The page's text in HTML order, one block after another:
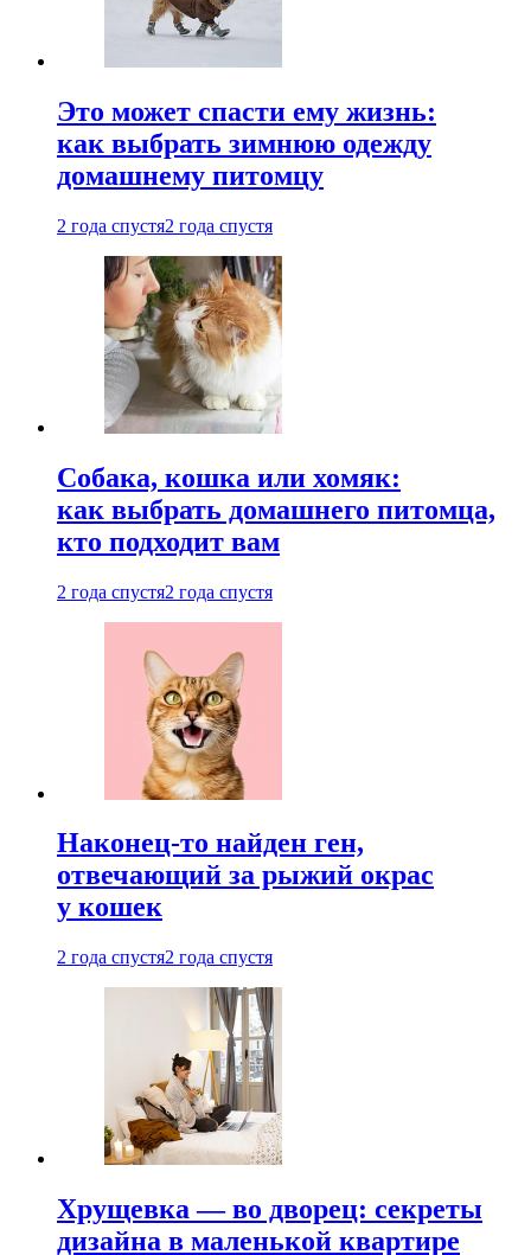
Это может спасти ему жизнь:
как выбрать зимнюю одежду
домашнему питомцу
2 года спустя2 года спустя
Собака, кошка или хомяк:
как выбрать домашнего питомца,
кто подходит вам
2 года спустя2 года спустя
Наконец-то найден ген,
отвечающий за рыжий окрас
у кошек
2 года спустя2 года спустя
Хрущевка — во дворец: секреты
дизайна в маленькой квартире